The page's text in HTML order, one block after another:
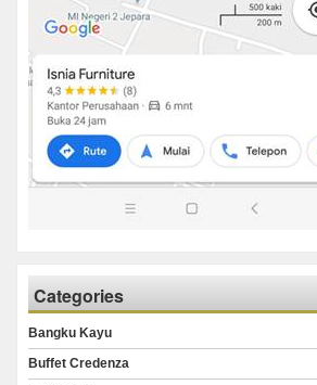
Categories
Bangku Kayu
Buffet Credenza